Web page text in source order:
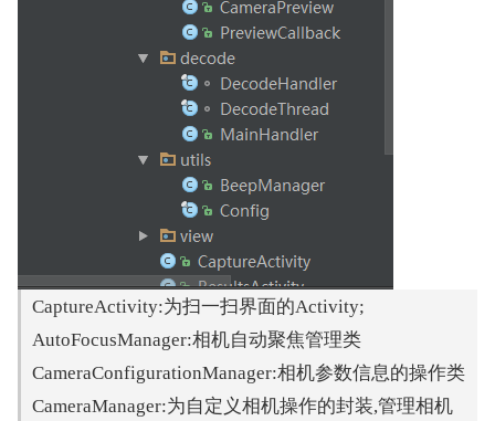
CaptureActivity:为扫一扫界面的Activity;
AutoFocusManager:相机自动聚焦管理类
CameraConfigurationManager:相机参数信息的操作类
CameraManager:为自定义相机操作的封装,管理相机